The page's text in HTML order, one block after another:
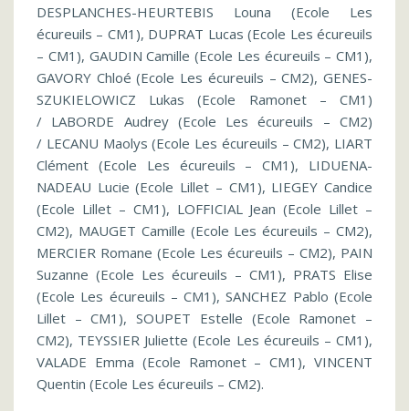
DESPLANCHES-HEURTEBIS Louna (Ecole Les
écureuils – CM1), DUPRAT Lucas (Ecole Les écureuils
– CM1), GAUDIN Camille (Ecole Les écureuils – CM1),
GAVORY Chloé (Ecole Les écureuils – CM2), GENES-
SZUKIELOWICZ Lukas (Ecole Ramonet – CM1)
/ LABORDE Audrey (Ecole Les écureuils – CM2)
/ LECANU Maolys (Ecole Les écureuils – CM2), LIART
Clément (Ecole Les écureuils – CM1), LIDUENA-
NADEAU Lucie (Ecole Lillet – CM1), LIEGEY Candice
(Ecole Lillet – CM1), LOFFICIAL Jean (Ecole Lillet –
CM2), MAUGET Camille (Ecole Les écureuils – CM2),
MERCIER Romane (Ecole Les écureuils – CM2), PAIN
Suzanne (Ecole Les écureuils – CM1), PRATS Elise
(Ecole Les écureuils – CM1), SANCHEZ Pablo (Ecole
Lillet – CM1), SOUPET Estelle (Ecole Ramonet –
CM2), TEYSSIER Juliette (Ecole Les écureuils – CM1),
VALADE Emma (Ecole Ramonet – CM1), VINCENT
Quentin (Ecole Les écureuils – CM2).